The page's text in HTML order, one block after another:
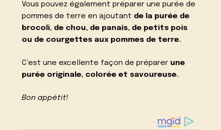
Vous pouvez également préparer une purée de
pommes de terre en ajoutant de la purée de
brocoli, de chou, de panais, de petits pois
ou de courgettes aux pommes de terre.
C’est une excellente façon de préparer une
purée originale, colorée et savoureuse.
Bon appétit!